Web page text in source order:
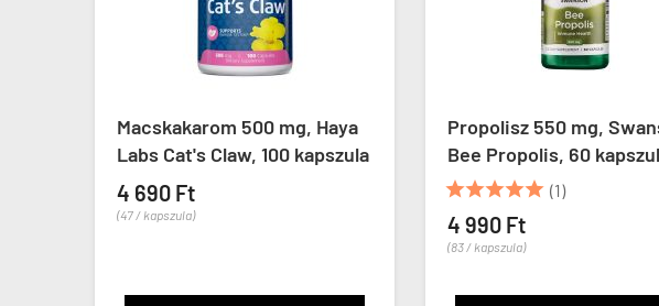
Propolisz 550 mg, Swanson
Bee Propolis, 60 kapszula

4 990 Ft
Dimetil-glicin 125
Labs DMG N,N-
Glycine, 100

6 290 Ft